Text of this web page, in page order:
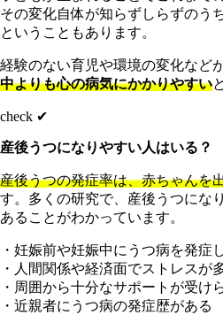
その変化自体が知らずしらずのう
ということもあります。
経験のない育児や環境の変化など
中よりも心の病気にかかりやすい
check ✔︎
産後うつになりやすい人はいる？
産後うつの発症率は、赤ちゃんを
す。多くの研究で、産後うつにな
あることがわかっています。
・妊娠前や妊娠中にうつ病を発症
・人間関係や経済面でストレスが
・周囲から十分なサポートが受け
・近親者にうつ病の発症歴がある